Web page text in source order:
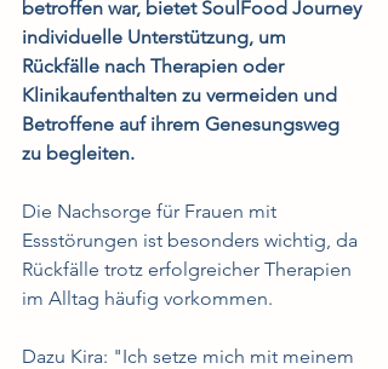
betroffen war, bietet SoulFood Journey
individuelle Unterstützung, um
Rückfälle nach Therapien oder
Klinikaufenthalten zu vermeiden und
Betroffene auf ihrem Genesungsweg
zu begleiten.
Die Nachsorge für Frauen mit
Essstörungen ist besonders wichtig, da
Rückfälle trotz erfolgreicher Therapien
im Alltag häufig vorkommen.
Dazu Kira: "Ich setze mich mit meinem